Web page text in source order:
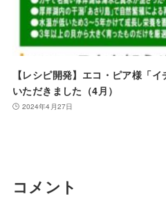
【レシピ開発】エコ・ピア様「
いただきました（4月）
2024年4月27日
コメント